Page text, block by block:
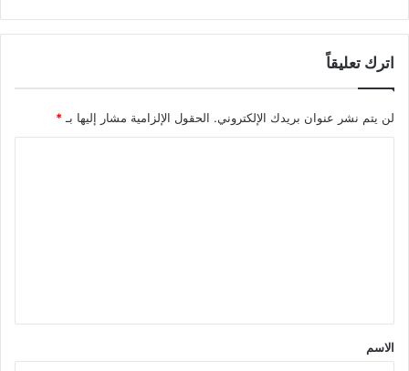
اترك تعليقاً
لن يتم نشر عنوان بريدك الإلكتروني. الحقول الإلزامية مشار إليها بـ *
*
الاسم